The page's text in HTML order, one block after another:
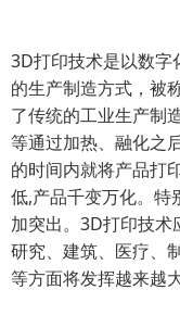
3D打印技术是以数字
的生产制造方式，被
了传统的工业生产制
等通过加热、融化之
的时间内就将产品打
低,产品千变万化。特
加突出。3D打印技术
研究、建筑、医疗、
等方面将发挥越来越